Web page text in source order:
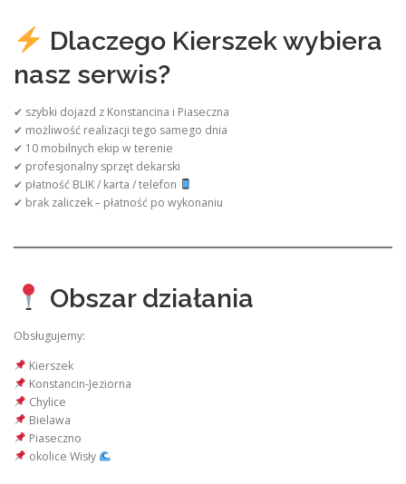
Dlaczego Kierszek wybiera
nasz serwis?
✔ szybki dojazd z Konstancina i Piaseczna
✔ możliwość realizacji tego samego dnia
✔ 10 mobilnych ekip w terenie
✔ profesjonalny sprzęt dekarski
✔ płatność BLIK / karta / telefon
✔ brak zaliczek – płatność po wykonaniu
Obszar działania
Obsługujemy:
Kierszek
Konstancin-Jeziorna
Chylice
Bielawa
Piaseczno
okolice Wisły